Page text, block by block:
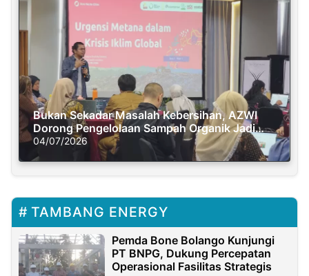
Bukan Sekadar Masalah Kebersihan, AZWI
Dorong Pengelolaan Sampah Organik Jadi
Solusi Krisis Iklim
04/07/2026
TAMBANG ENERGY
Pemda Bone Bolango Kunjungi
PT BNPG, Dukung Percepatan
Operasional Fasilitas Strategis